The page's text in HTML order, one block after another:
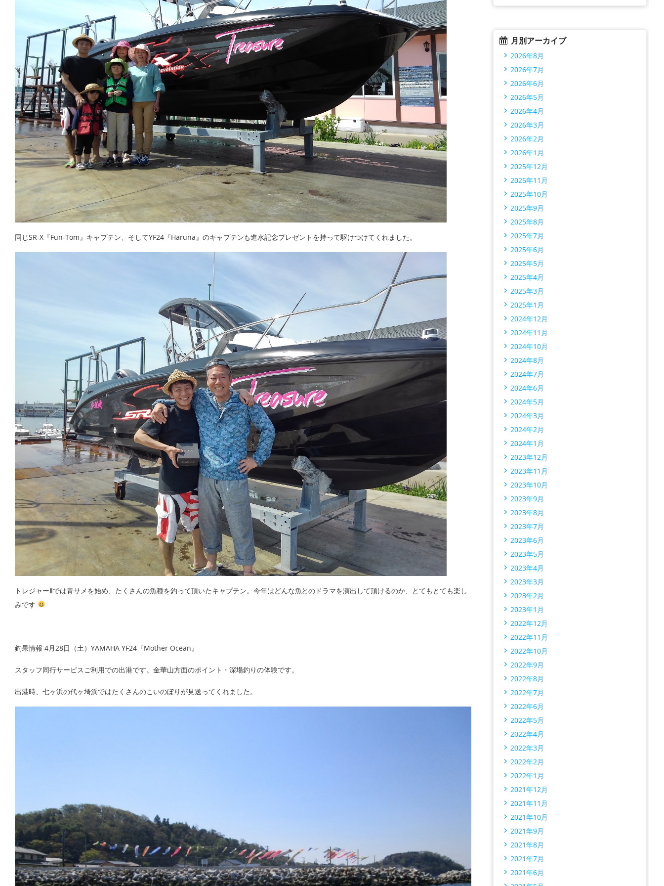
同じSR-X『Fun-Tom』キャプテン、そしてYF24『Haruna』のキャプテンも進水記念プレゼントを持って駆けつけてくれました。
トレジャーⅡでは青サメを始め、たくさんの魚種を釣って頂いたキャプテン。今年はどんな魚とのドラマを演出して頂けるのか、とてもとても楽し
みです
釣果情報 4月28日（土）YAMAHA YF24『Mother Ocean』
スタッフ同行サービスご利用での出港です。金華山方面のポイント・深場釣りの体験です。
出港時、七ヶ浜の代ヶ埼浜ではたくさんのこいのぼりが見送ってくれました。
月別アーカイブ
2026年8月
2026年7月
2026年6月
2026年5月
2026年4月
2026年3月
2026年2月
2026年1月
2025年12月
2025年11月
2025年10月
2025年9月
2025年8月
2025年7月
2025年6月
2025年5月
2025年4月
2025年3月
2025年1月
2024年12月
2024年11月
2024年10月
2024年8月
2024年7月
2024年6月
2024年5月
2024年3月
2024年2月
2024年1月
2023年12月
2023年11月
2023年10月
2023年9月
2023年8月
2023年7月
2023年6月
2023年5月
2023年4月
2023年3月
2023年2月
2023年1月
2022年12月
2022年11月
2022年10月
2022年9月
2022年8月
2022年7月
2022年6月
2022年5月
2022年4月
2022年3月
2022年2月
2022年1月
2021年12月
2021年11月
2021年10月
2021年9月
2021年8月
2021年7月
2021年6月